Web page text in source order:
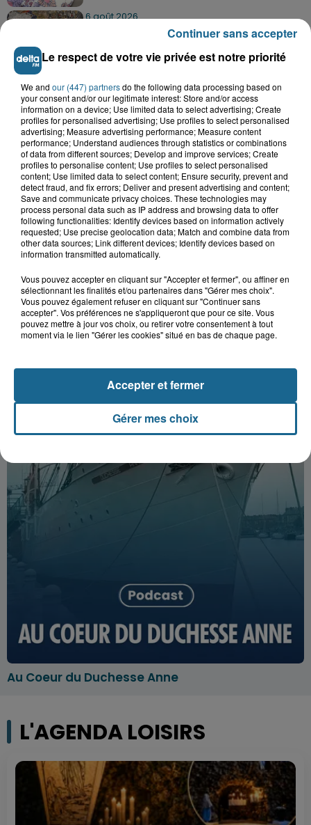
6 août 2026
Dunkerque : dix jeunes vont parcourir
9 000 km pour rencontrer...
6 août 2026
Blendecques : le jeune garçon de 12
ans qui s'était noyé est...
6 août 2026
Risque incendie dans le Nord : ce que
vous ne pouvez plus faire
NOS AUTRES PODCASTS
Au Coeur du Duchesse Anne
L'AGENDA LOISIRS
Le respect de votre vie privée est notre priorité
We and our (447) partnersdo the following data processing based on
your consent and/or our legitimate interest: Store and/or access
information on a device; Use limited data to select advertising; Create
profiles for personalised advertising; Use profiles to select personalised
advertising; Measure advertising performance; Measure content
performance; Understand audiences through statistics or combinations
of data from different sources; Develop and improve services; Create
profiles to personalise content; Use profiles to select personalised
content; Use limited data to select content; Ensure security, prevent and
detect fraud, and fix errors; Deliver and present advertising and content;
Save and communicate privacy choices. These technologies may
process personal data such as IP address and browsing data to offer
following functionalities: Identify devices based on information actively
requested; Use precise geolocation data; Match and combine data from
other data sources; Link different devices; Identify devices based on
information transmitted automatically.
Vous pouvez accepter en cliquant sur "Accepter et fermer", ou affiner en
sélectionnant les finalités et/ou partenaires dans "Gérer mes choix".
Vous pouvez également refuser en cliquant sur "Continuer sans
accepter". Vos préférences ne s'appliqueront que pour ce site. Vous
pouvez mettre à jour vos choix, ou retirer votre consentement à tout
moment via le lien "Gérer les cookies" situé en bas de chaque page.
Gérer mes choix
Accepter et fermer
Continuer sans accepter